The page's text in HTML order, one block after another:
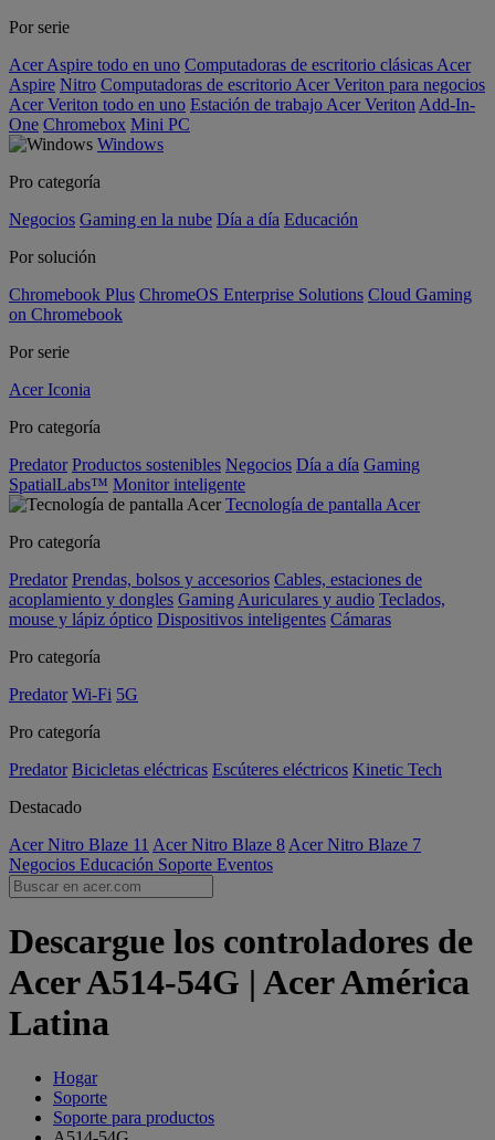
Por serie
Acer Aspire todo en uno Computadoras de escritorio clásicas Acer
Aspire Nitro Computadoras de escritorio Acer Veriton para negocios
Acer Veriton todo en uno Estación de trabajo Acer Veriton Add-In-
One Chromebox Mini PC
Windows
Pro categoría
Negocios Gaming en la nube Día a día Educación
Por solución
Chromebook Plus ChromeOS Enterprise Solutions Cloud Gaming
on Chromebook
Por serie
Acer Iconia
Pro categoría
Predator Productos sostenibles Negocios Día a día Gaming
SpatialLabs™ Monitor inteligente
Tecnología de pantalla Acer
Pro categoría
Predator Prendas, bolsos y accesorios Cables, estaciones de
acoplamiento y dongles Gaming Auriculares y audio Teclados,
mouse y lápiz óptico Dispositivos inteligentes Cámaras
Pro categoría
Predator Wi-Fi 5G
Pro categoría
Predator Bicicletas eléctricas Escúteres eléctricos Kinetic Tech
Destacado
Acer Nitro Blaze 11 Acer Nitro Blaze 8 Acer Nitro Blaze 7
Negocios Educación Soporte Eventos
Descargue los controladores de
Acer A514-54G | Acer América
Latina
Hogar
Soporte
Soporte para productos